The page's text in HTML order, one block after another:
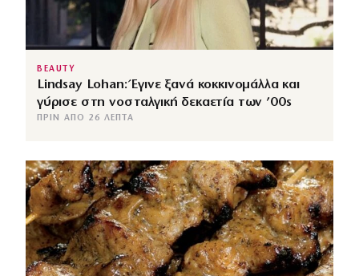
BEAUTY
Lindsay Lohan: Έγινε ξανά κοκκινομάλλα και
γύρισε στη νοσταλγική δεκαετία των ’00s
ΠΡΙΝ ΑΠΌ 26 ΛΕΠΤΆ